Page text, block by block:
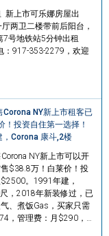
新上市可乐娜房屋出
两卫二楼带前后阳台，
号地铁站5分钟出租
917-353-2279，欢迎
NY新上市租客已
！投资自住第一选择！
Corona 康斗,2楼
NY新上市可以开
$38.8万！白莱价！投
。1991年建，
，2018年新装修过，已
、煮饭Gas，买家只需
，管理费：月$290，…